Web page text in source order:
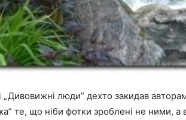
„Дивовижні люди” дехто закидав
те, що ніби фотки зроблені не ними, а